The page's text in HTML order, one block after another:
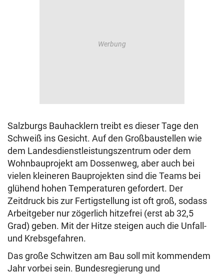
Salzburgs Bauhacklern treibt es dieser Tage den
Schweiß ins Gesicht. Auf den Großbaustellen wie
dem Landesdienstleistungszentrum oder dem
Wohnbauprojekt am Dossenweg, aber auch bei
vielen kleineren Bauprojekten sind die Teams bei
glühend hohen Temperaturen gefordert. Der
Zeitdruck bis zur Fertigstellung ist oft groß, sodass
Arbeitgeber nur zögerlich hitzefrei (erst ab 32,5
Grad) geben. Mit der Hitze steigen auch die Unfall-
und Krebsgefahren.
Das große Schwitzen am Bau soll mit kommendem
Jahr vorbei sein. Bundesregierung und